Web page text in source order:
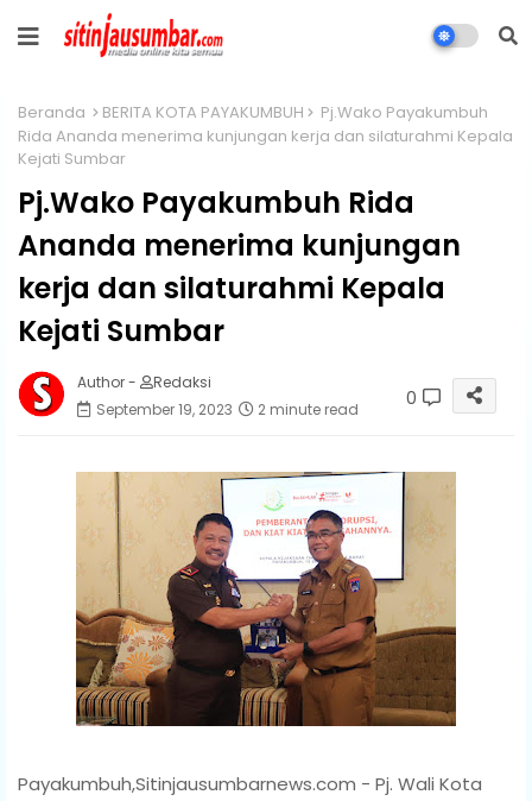
Beranda BERITA KOTA PAYAKUMBUH
Pj.Wako Payakumbuh
Rida Ananda menerima kunjungan kerja dan silaturahmi Kepala
Kejati Sumbar
Pj.Wako Payakumbuh Rida
Ananda menerima kunjungan
kerja dan silaturahmi Kepala
Kejati Sumbar
Author -
Redaksi
September 19, 2023
2 minute read 0
Payakumbuh,Sitinjausumbarnews.com - Pj. Wali Kota